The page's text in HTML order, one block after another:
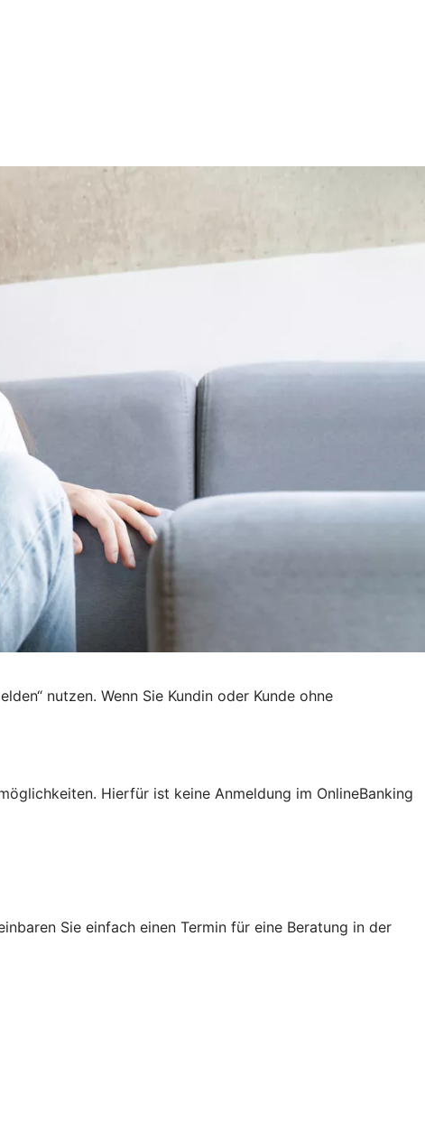
nutzen. Wenn Sie Kundin oder Kunde ohne
Hierfür ist keine Anmeldung im OnlineBanking
Sie einfach einen Termin für eine Beratung in der